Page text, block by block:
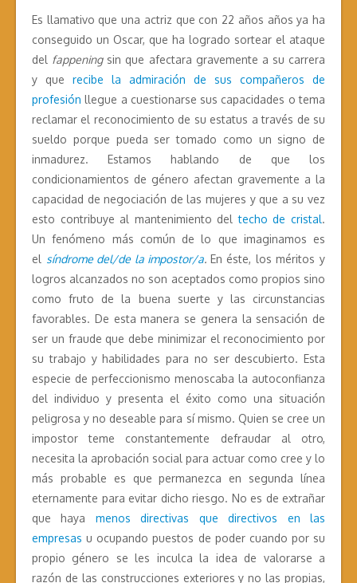
Es llamativo que una actriz que con 22 años años ya ha
conseguido un Oscar, que ha logrado sortear el ataque
del fappeningsin que afectara gravemente a su carrera
y que recibe la admiración de sus compañeros de
profesión llegue a cuestionarse sus capacidades o tema
reclamar el reconocimiento de su estatus a través de su
sueldo porque pueda ser tomado como un signo de
inmadurez. Estamos hablando de que los
condicionamientos de género afectan gravemente a la
capacidad de negociación de las mujeres y que a su vez
esto contribuye al mantenimiento deltecho de cristal.
Un fenómeno más común de lo que imaginamos es
el síndrome del/de la impostor/a. En éste, los méritos y
logros alcanzados no son aceptados como propios sino
como fruto de la buena suerte y las circunstancias
favorables. De esta manera se genera la sensación de
ser un fraude que debe minimizar el reconocimiento por
su trabajo y habilidades para no ser descubierto. Esta
especie de perfeccionismo menoscaba la autoconfianza
del individuo y presenta el éxito como una situación
peligrosa y no deseable para sí mismo. Quien se cree un
impostor teme constantemente defraudar al otro,
necesita la aprobación social para actuar como cree y lo
más probable es que permanezca en segunda línea
eternamente para evitar dicho riesgo. No es de extrañar
que haya menos directivas que directivos en las
empresas u ocupando puestos de poder cuando por su
propio género se les inculca la idea de valorarse a
razón de las construcciones exteriores y no las propias,